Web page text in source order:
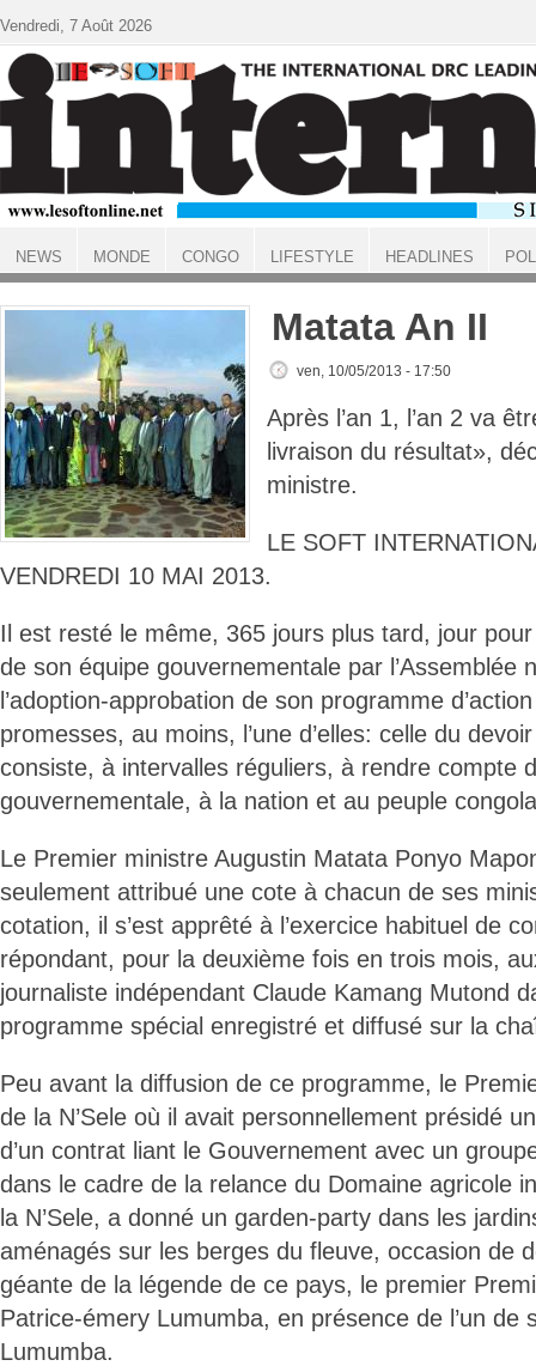
ACCUEIL
Matata An II
ven, 10/05/2013 - 17:50
Après l’an 1, l’an 2 va
livraison du résultat»,
ministre.
LE SOFT
VENDREDI 10 MAI 2013.
Il est resté le même, 365 jours plus tard, jour pour
de son équipe gouvernementale par l’Assemblée
l’adoption-approbation de son programme
promesses, au moins, l’une d’elles: celle du
consiste, à intervalles réguliers, à rendre compte
gouvernementale, à la nation et au peuple
Le Premier ministre Augustin Matata Ponyo
seulement attribué une cote à chacun de ses
cotation, il s’est apprêté à l’exercice habituel de
répondant, pour la deuxième fois en trois mois,
journaliste indépendant Claude Kamang Mutond
programme spécial enregistré et diffusé sur la
Peu avant la diffusion de ce programme, le
de la N’Sele où il avait personnellement présidé
d’un contrat liant le Gouvernement avec un
dans le cadre de la relance du Domaine agricole
la N’Sele, a donné un garden-party dans les
aménagés sur les berges du fleuve, occasion de
géante de la légende de ce pays, le premier
Patrice-émery Lumumba, en présence de l’un de
Lumumba.
Vendredi, 7 Août 2026
NEWS MONDE CONGO LIFESTYLE HEADLINES